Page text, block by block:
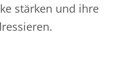
stärken und ihre